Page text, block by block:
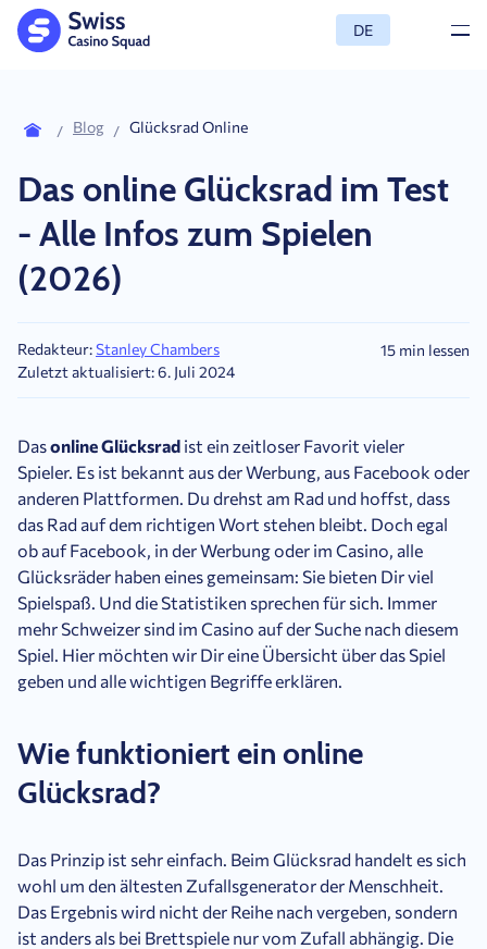
DE
Blog Glücksrad Online
Das online Glücksrad im Test
- Alle Infos zum Spielen
(2026)
Redakteur:Stanley Chambers
Zuletzt aktualisiert: 6. Juli 2024
15 min lessen
Dasonline Glücksrad ist ein zeitloser Favorit vieler
Spieler. Es ist bekannt aus der Werbung, aus Facebook oder
anderen Plattformen. Du drehst am Rad und hoffst, dass
das Rad auf dem richtigen Wort stehen bleibt. Doch egal
ob auf Facebook, in der Werbung oder im Casino, alle
Glücksräder haben eines gemeinsam: Sie bieten Dir viel
Spielspaß. Und die Statistiken sprechen für sich. Immer
mehr Schweizer sind im Casino auf der Suche nach diesem
Spiel. Hier möchten wir Dir eine Übersicht über das Spiel
geben und alle wichtigen Begriffe erklären.
Wie funktioniert ein online
Glücksrad?
Das Prinzip ist sehr einfach. Beim Glücksrad handelt es sich
wohl um den ältesten Zufallsgenerator der Menschheit.
Das Ergebnis wird nicht der Reihe nach vergeben, sondern
ist anders als bei Brettspiele nur vom Zufall abhängig. Die